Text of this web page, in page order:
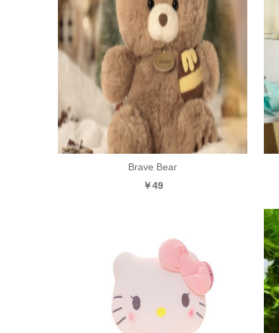
Brave Bear
￥49